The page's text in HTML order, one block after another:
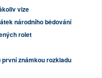
vize
národního bědování
rolet
známkou rozkladu